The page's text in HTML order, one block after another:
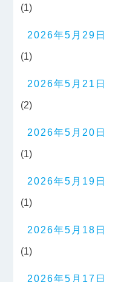
(1)
2026年5月29日
(1)
2026年5月21日
(2)
2026年5月20日
(1)
2026年5月19日
(1)
2026年5月18日
(1)
2026年5月17日